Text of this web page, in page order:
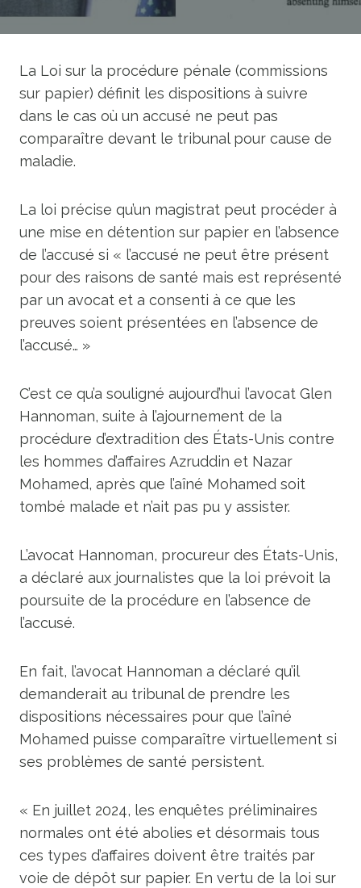
La Loi sur la procédure pénale (commissions
sur papier) définit les dispositions à suivre
dans le cas où un accusé ne peut pas
comparaître devant le tribunal pour cause de
maladie.
La loi précise qu’un magistrat peut procéder à
une mise en détention sur papier en l’absence
de l’accusé si « l’accusé ne peut être présent
pour des raisons de santé mais est représenté
par un avocat et a consenti à ce que les
preuves soient présentées en l’absence de
l’accusé… »
C’est ce qu’a souligné aujourd’hui l’avocat Glen
Hannoman, suite à l’ajournement de la
procédure d’extradition des États-Unis contre
les hommes d’affaires Azruddin et Nazar
Mohamed, après que l’aîné Mohamed soit
tombé malade et n’ait pas pu y assister.
L’avocat Hannoman, procureur des États-Unis,
a déclaré aux journalistes que la loi prévoit la
poursuite de la procédure en l’absence de
l’accusé.
En fait, l’avocat Hannoman a déclaré qu’il
demanderait au tribunal de prendre les
dispositions nécessaires pour que l’aîné
Mohamed puisse comparaître virtuellement si
ses problèmes de santé persistent.
« En juillet 2024, les enquêtes préliminaires
normales ont été abolies et désormais tous
ces types d’affaires doivent être traités par
voie de dépôt sur papier. En vertu de la loi sur